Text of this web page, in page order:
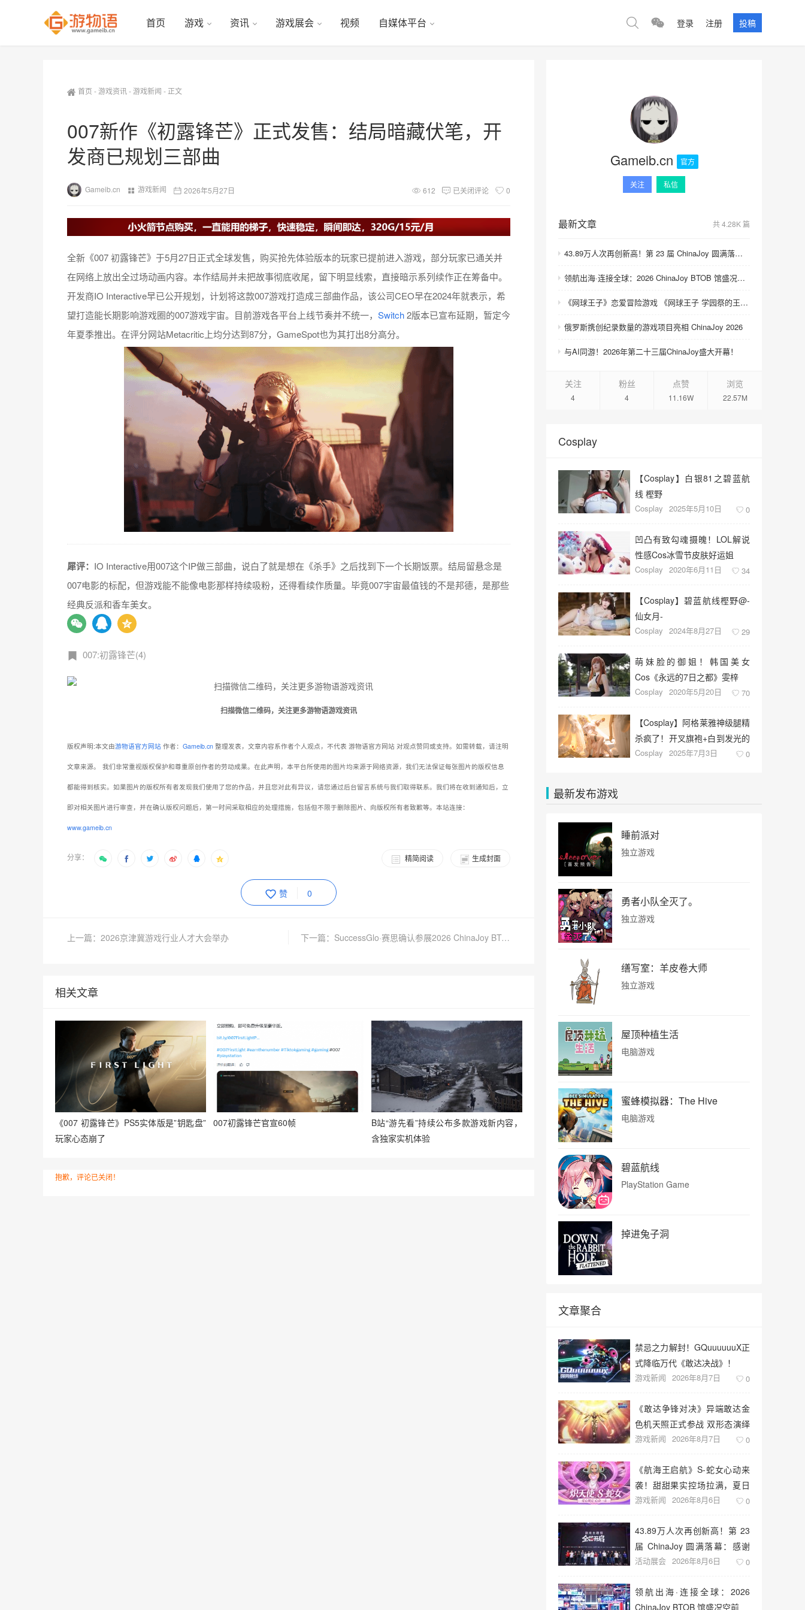
首页 游戏 资讯 游戏展会 视频 自媒体平台 登录 注册 投稿
首页 -游戏资讯-游戏新闻 - 正文
007新作《初露锋芒》正式发售：结局暗藏伏笔，开
发商已规划三部曲
Gameib.cn 游戏新闻 2026年5月27日 612 已关闭评论 0
全新《007 初露锋芒》于5月27日正式全球发售，购买抢先体验版本的玩家已提前进入游戏，部分玩家已通关并
在网络上放出全过场动画内容。本作结局并未把故事彻底收尾，留下明显线索，直接暗示系列续作正在筹备中。
开发商IO Interactive早已公开规划，计划将这款007游戏打造成三部曲作品，该公司CEO早在2024年就表示，希
望打造能长期影响游戏圈的007游戏宇宙。目前游戏各平台上线节奏并不统一， Switch2版本已宣布延期，暂定今
年夏季推出。在评分网站Metacritic上均分达到87分，GameSpot也为其打出8分高分。
犀评： IO Interactive用007这个IP做三部曲，说白了就是想在《杀手》之后找到下一个长期饭票。结局留悬念是
007电影的标配，但游戏能不能像电影那样持续吸粉，还得看续作质量。毕竟007宇宙最值钱的不是邦德，是那些
经典反派和香车美女。
007:初露锋芒(4)
扫描微信二维码，关注更多游物语游戏资讯
版权声明:本文由游物语官方网站 作者： Gameib.cn 整理发表，文章内容系作者个人观点，不代表 游物语官方网站 对观点赞同或支持。如需转载，请注明
文章来源。 我们非常重视版权保护和尊重原创作者的劳动成果。在此声明，本平台所使用的图片均来源于网络资源，我们无法保证每张图片的版权信息
都能得到核实。如果图片的版权所有者发现我们使用了您的作品，并且您对此有异议，请您通过后台留言系统与我们取得联系。我们将在收到通知后，立
即对相关图片进行审查，并在确认版权问题后，第一时间采取相应的处理措施，包括但不限于删除图片、向版权所有者致歉等。本站连接：
www.gameib.cn
分享： 生成封面
精简阅读
赞 0
上一篇：2026京津冀游戏行业人才大会举办 下一篇：SuccessGlo·赛思确认参展2026 ChinaJoy BTOB：与AI同游，赋能游戏本地化新赛道！
相关文章
《007 初露锋芒》PS5实体版是”钥匙盘”
玩家心态崩了
007初露锋芒官宣60帧
B站“游先看”持续公布多款游戏新内容，
含独家实机体验
抱歉，评论已关闭！
Gameib.cn 官方
关注 私信
最新文章 共 4.28K 篇
43.89万人次再创新高！第 23 届 ChinaJoy 圆满落幕：感谢有你，共赴这场“与 AI 同游”的盛夏之约
领航出海·连接全球：2026 ChinaJoy BTOB 馆盛况空前
《网球王子》恋爱冒险游戏 《网球王子 学园祭的王子们 ♡-40 and more…》与《网球王子 心跳求生 Tie break ♡game》发售
俄罗斯携创纪录数量的游戏项目亮相 ChinaJoy 2026
与AI同游！2026年第二十三届ChinaJoy盛大开幕！
关注
4
粉丝
4
点赞
11.16W
浏览
22.57M
Cosplay
【Cosplay】白银81之碧蓝航
线 樫野
Cosplay 2025年5月10日 0
凹凸有致勾魂摄魄！LOL解说
性感Cos冰雪节皮肤好运姐
Cosplay 2020年6月11日 34
【Cosplay】碧蓝航线樫野@-
仙女月-
Cosplay 2024年8月27日 29
萌妹脸的御姐！韩国美女
Cos《永远的7日之都》雯梓
Cosplay 2020年5月20日 70
【Cosplay】阿格莱雅神级腿精
杀疯了！开叉旗袍+白到发光的
腰臀比
Cosplay 2025年7月3日 0
最新发布游戏
睡前派对
独立游戏
勇者小队全灭了。
独立游戏
缮写室：羊皮卷大师
独立游戏
屋顶种植生活
电脑游戏
蜜蜂模拟器：The Hive
电脑游戏
碧蓝航线
PlayStation Game
掉进兔子洞
文章聚合
禁忌之力解封！GQuuuuuuX正
式降临万代《敢达决战》！
游戏新闻 2026年8月7日 0
《敢达争锋对决》异端敢达金
色机天照正式参战 双形态演绎
空中战技
游戏新闻 2026年8月7日 0
《航海王启航》S-蛇女心动来
袭！甜甜果实控场拉满，夏日
盛宴开启
游戏新闻 2026年8月6日 0
43.89万人次再创新高！第 23
届 ChinaJoy 圆满落幕：感谢
有你，共赴这场“与 AI 同游”的
活动展会 2026年8月6日 0
领航出海·连接全球：2026
ChinaJoy BTOB 馆盛况空前